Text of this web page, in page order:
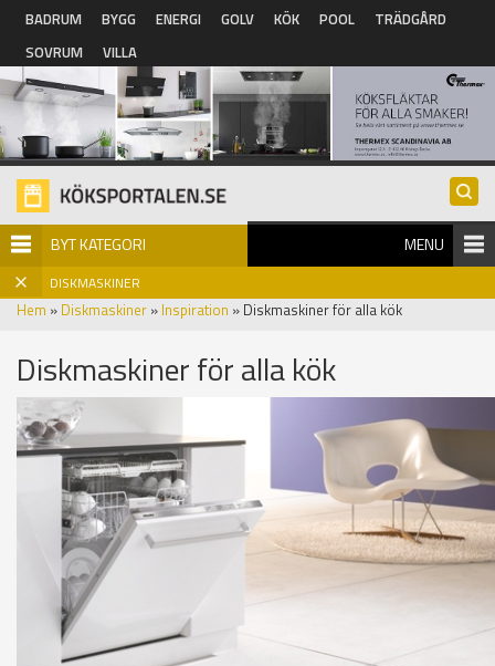
Hoppa till huvudinnehåll
BADRUM BYGG ENERGI GOLV KÖK POOL
TRÄDGÅRD
SOVRUM
VILLA
BYT KATEGORI MENU
DISKMASKINER
Hem » Diskmaskiner » Inspiration » Diskmaskiner för alla kök
Diskmaskiner för alla kök